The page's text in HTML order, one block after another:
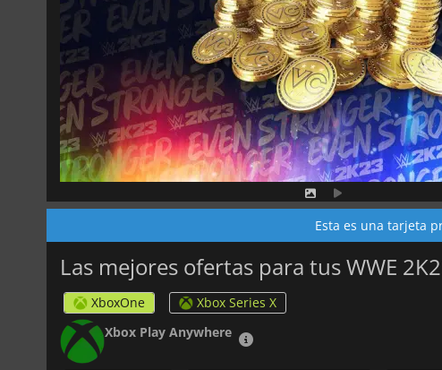
Esta es una tarjeta
Las mejores ofertas para tus WWE
XboxOne
Xbox Series X
Xbox Play Anywhere